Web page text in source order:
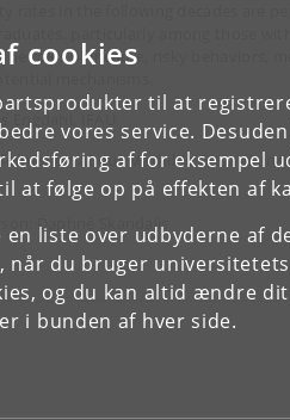
cookies
til at
vores service.
af for eksempel
at følge op på effekten af
en liste over udbyderne af
du bruger
og du kan altid ændre
i bunden af hver side.
the roles of income, risky behaviors,
mechanisms.
Engdahl, IFAU.
about Mathilde Godard
.
Daphné Skandalis